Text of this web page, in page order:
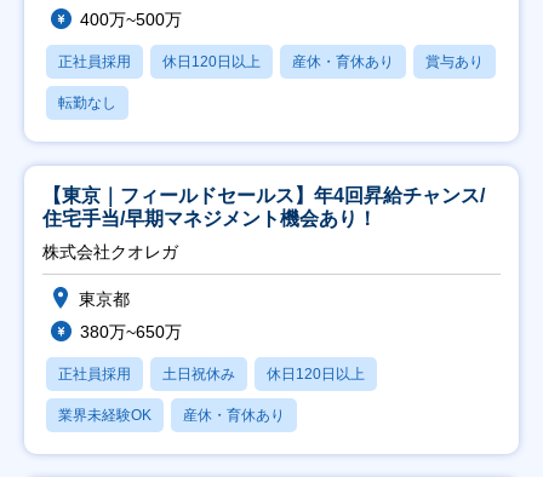
400万~500万
正社員採用 休日120日以上 産休・育休あり 賞与あり
転勤なし
【東京｜フィールドセールス】年4回昇給チャンス/
住宅手当/早期マネジメント機会あり！
株式会社クオレガ
東京都
380万~650万
正社員採用 土日祝休み 休日120日以上
業界未経験OK 産休・育休あり